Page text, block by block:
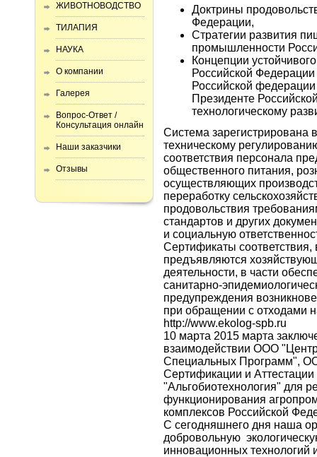
ЖИВОТНОВОДСТВО
ТИЛАПИЯ
НАУКА
О компании
Галерея
Вопрос-Ответ /
Консультация онлайн
Наши заказчики
Отзывы
Доктрины
Федерации,
Стратегии развития
промышленности
Концепции
Российской
Российской
Президенте
технологическому
Система зарегистрирована
техническому
соответствия персонала
общественного питания,
осуществляющих
переработку
продовольствия
стандартов и других
и социальную
Сертификаты
предъявляются
деятельности, в части
санитарно-
предупреждения
при обращении с отходами
http://www.ekolog-spb.ru
10 марта 2015 марта
взаимодействии ООО
Специальных Программ",
Сертификации и
"Альгобиотехнология" для
функционирования
комплексов Российской
С сегодняшнего дня наша
добровольную
инновационных технологий